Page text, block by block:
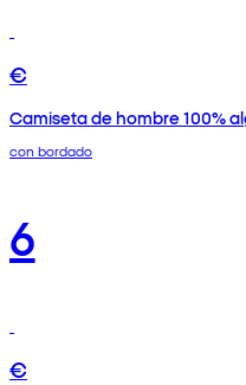
€
Camiseta de hombre 100%
con bordado
6
€